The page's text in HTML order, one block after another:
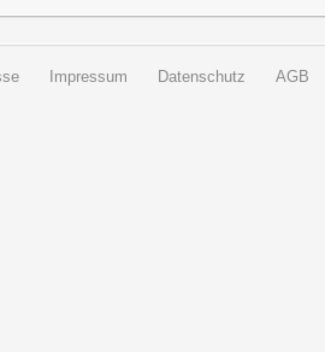
Impressum Datenschutz AGB